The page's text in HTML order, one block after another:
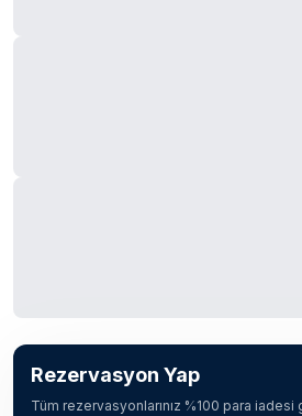
Rezervasyon Yap
Tüm rezervasyonlarınız %100 para iadesi